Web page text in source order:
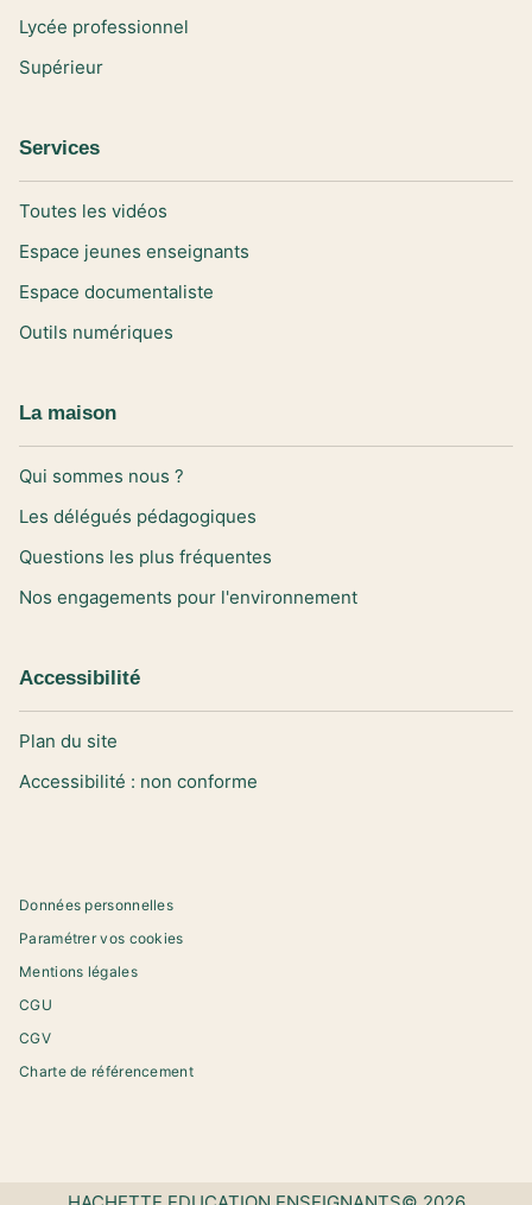
Lycée professionnel
Supérieur
Services
Toutes les vidéos
Espace jeunes enseignants
Espace documentaliste
Outils numériques
La maison
Qui sommes nous ?
Les délégués pédagogiques
Questions les plus fréquentes
Nos engagements pour l'environnement
Accessibilité
Plan du site
Accessibilité : non conforme
Données personnelles
Paramétrer vos cookies
Mentions légales
CGU
CGV
Charte de référencement